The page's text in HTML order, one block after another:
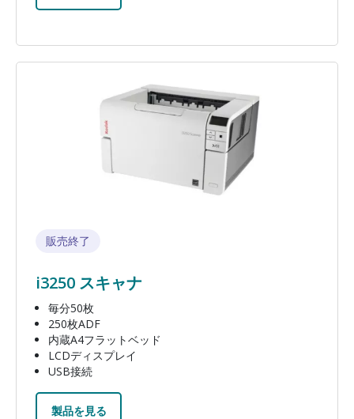
画像
販売終了
i3250 スキャナ
毎分50枚
250枚ADF
内蔵A4フラットベッド
LCDディスプレイ
USB接続
製品を見る